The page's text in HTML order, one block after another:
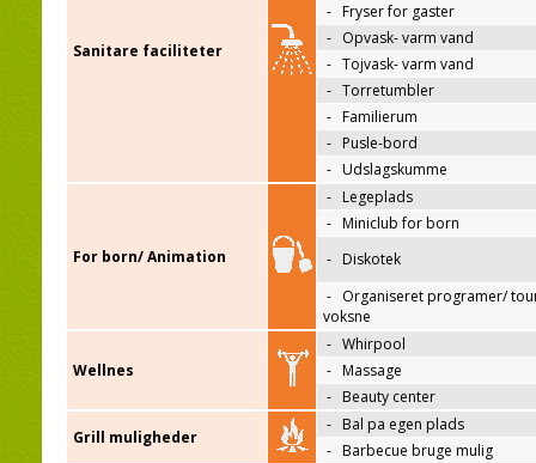
Sanitare faciliteter
- Fryser for gaster
- Opvask- varm vand
- Tojvask- varm vand
- Torretumbler
- Familierum
- Pusle-bord
- Udslagskumme
For born/ Animation
- Legeplads
- Miniclub for born
- Diskotek
- Organiseret programer/
voksne
Wellnes
- Whirpool
- Massage
- Beauty center
Grill muligheder
- Bal pa egen plads
- Barbecue bruge mulig